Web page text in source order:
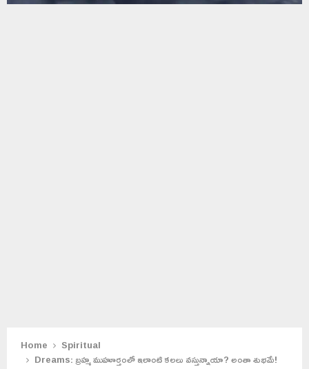
Home
Spiritual
Dreams: బ్రహ్మ ముహూర్తంలో ఇలాంటి కలలు వస్తున్నాయా? అంతా శుభమే!